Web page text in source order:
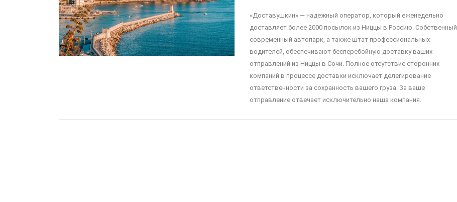
«Доставушкин» — надежный оператор, который еженедельно
доставляет более 2000 посылок из Ниццы в Россию. Собственный
современный автопарк, а также штат профессиональных
водителей, обеспечивают бесперебойную доставку ваших
отправлений из Ниццы в Сочи. Полное отсутствие сторонних
компаний в процессе доставки исключает делегирование
ответственности за сохранность вашего груза. За ваше
отправление отвечает исключительно наша компания.